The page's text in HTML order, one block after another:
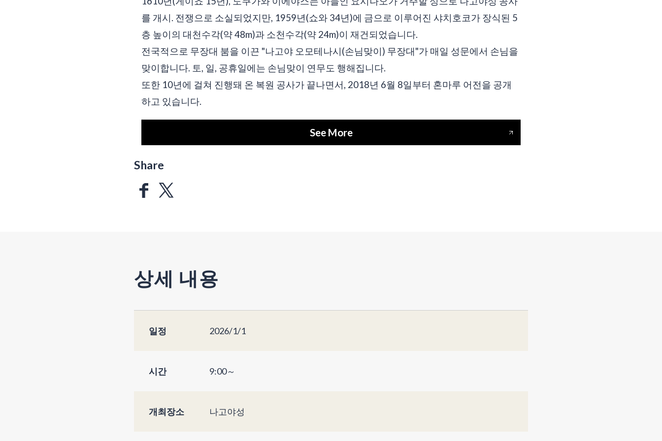
를 개시. 전쟁으로 소실되었지만, 1959년(쇼와 34년)에 금으로 이루어진 샤치호코가 장식된 5
층 높이의 대천수각(약 48m)과 소천수각(약 24m)이 재건되었습니다.
전국적으로 무장대 붐을 이끈 "나고야 오모테나시(손님맞이) 무장대"가 매일 성문에서 손님을
맞이합니다. 토, 일, 공휴일에는 손님맞이 연무도 행해집니다.
또한 10년에 걸쳐 진행돼 온 복원 공사가 끝나면서, 2018년 6월 8일부터 혼마루 어전을 공개
하고 있습니다.
See More
Share
상세 내용
일정 2026/1/1
시간 9:00～
개최장소 나고야성